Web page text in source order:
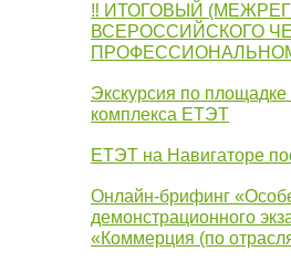
‼ ИТОГОВЫЙ
ВСЕРОССИЙСКОГО
Экскурсия по
комплекса ЕТЭТ
ЕТЭТ на Навигаторе
Онлайн-брифинг
демонстрационного
«Коммерция (по